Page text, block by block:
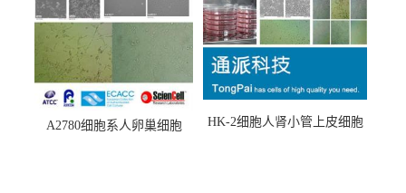
A2780细胞系人卵巢细胞
HK-2细胞人肾小管上皮细胞